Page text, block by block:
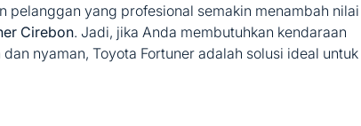
pelanggan yang profesional semakin menambah nilai
Cirebon. Jadi, jika Anda membutuhkan kendaraan
nyaman, Toyota Fortuner adalah solusi ideal untuk